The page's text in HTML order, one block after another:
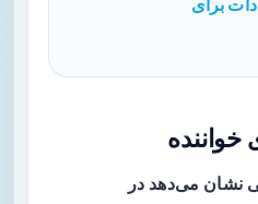
برای
نشان می‌دهد در